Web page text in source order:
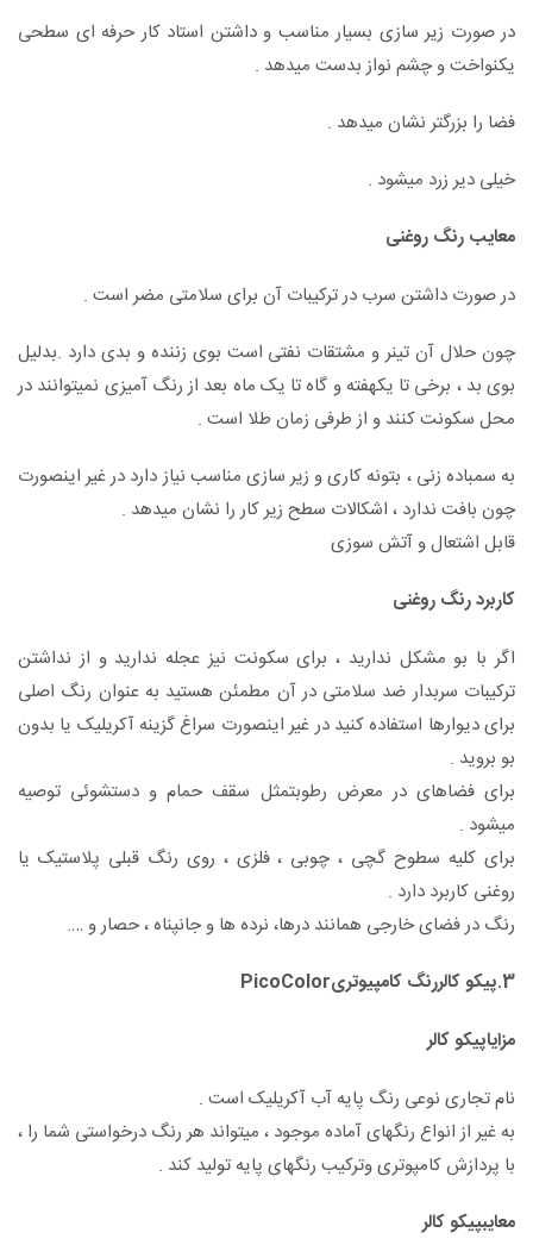
در صورت زیر سازی بسیار مناسب و داشتن استاد کار حرفه ای سطحی
یکنواخت و چشم نواز بدست میدهد .
فضا را بزرگتر نشان میدهد .
خیلی دیر زرد میشود .
معایب رنگ روغنی
در صورت داشتن سرب در ترکیبات آن برای سلامتی مضر است .
چون حلال آن تینر و مشتقات نفتی است بوی زننده و بدی دارد .بدلیل
بوی بد ، برخی تا یکهفته و گاه تا یک ماه بعد از رنگ آمیزی نمیتوانند در
محل سکونت کنند و از طرفی زمان طلا است .
به سمباده زنی ، بتونه کاری و زیر سازی مناسب نیاز دارد در غیر اینصورت
چون بافت ندارد ، اشکالات سطح زیر کار را نشان میدهد .
قابل اشتعال و آتش سوزی
کاربرد رنگ روغنی
اگر با بو مشکل ندارید ، برای سکونت نیز عجله ندارید و از نداشتن
ترکیبات سربدار ضد سلامتی در آن مطمئن هستید به عنوان رنگ اصلی
برای دیوارها استفاده کنید در غیر اینصورت سراغ گزینه آکریلیک یا بدون
بو بروید .
برای فضاهای در معرض رطوبتمثل سقف حمام و دستشوئی توصیه
میشود .
برای کلیه سطوح گچی ، چوبی ، فلزی ، روی رنگ قبلی پلاستیک یا
روغنی کاربرد دارد .
رنگ در فضای خارجی همانند درها، نرده ها و جانپناه ، حصار و ….
3.پیکو کالررنگ کامپیوتریPicoColor
مزایاپیکو کالر
نام تجاری نوعی رنگ پایه آب آکریلیک است .
به غیر از انواع رنگهای آماده موجود ، میتواند هر رنگ درخواستی شما را ،
با پردازش کامپوتری وترکیب رنگهای پایه تولید کند .
معایبپیکو کالر